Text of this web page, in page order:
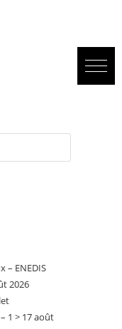
– ENEDIS
2026
1 > 17 août